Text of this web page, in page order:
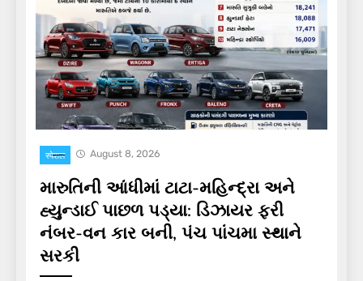
स्पेशल August 8, 2026
મારુતિની આંધીમાં ટાટા-મહિન્દ્રા અને
હ્યુન્ડાઈ પાછળ પડ્યા: ડિઝાયર ફરી
નંબર-વન કાર બની, પંચ પાંચમા સ્થાને
સરકી